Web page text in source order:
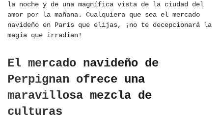
la noche y de una magnífica vista de la ciudad del
amor por la mañana. Cualquiera que sea el mercado
navideño en París que elijas, ¡no te decepcionará la
magia que irradian!
El mercado navideño de
Perpignan ofrece una
maravillosa mezcla de
culturas